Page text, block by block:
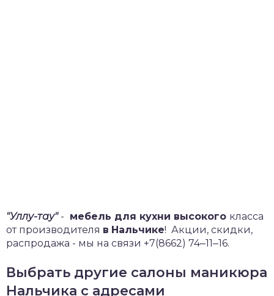
"Уллу-тау"- мебель для кухни высокого класса
от производителя в Нальчике! Акции, скидки,
распродажа - мы на связи +7(8662) 74‒11‒16.
Выбрать другие салоны маникюра
Нальчика с адресами